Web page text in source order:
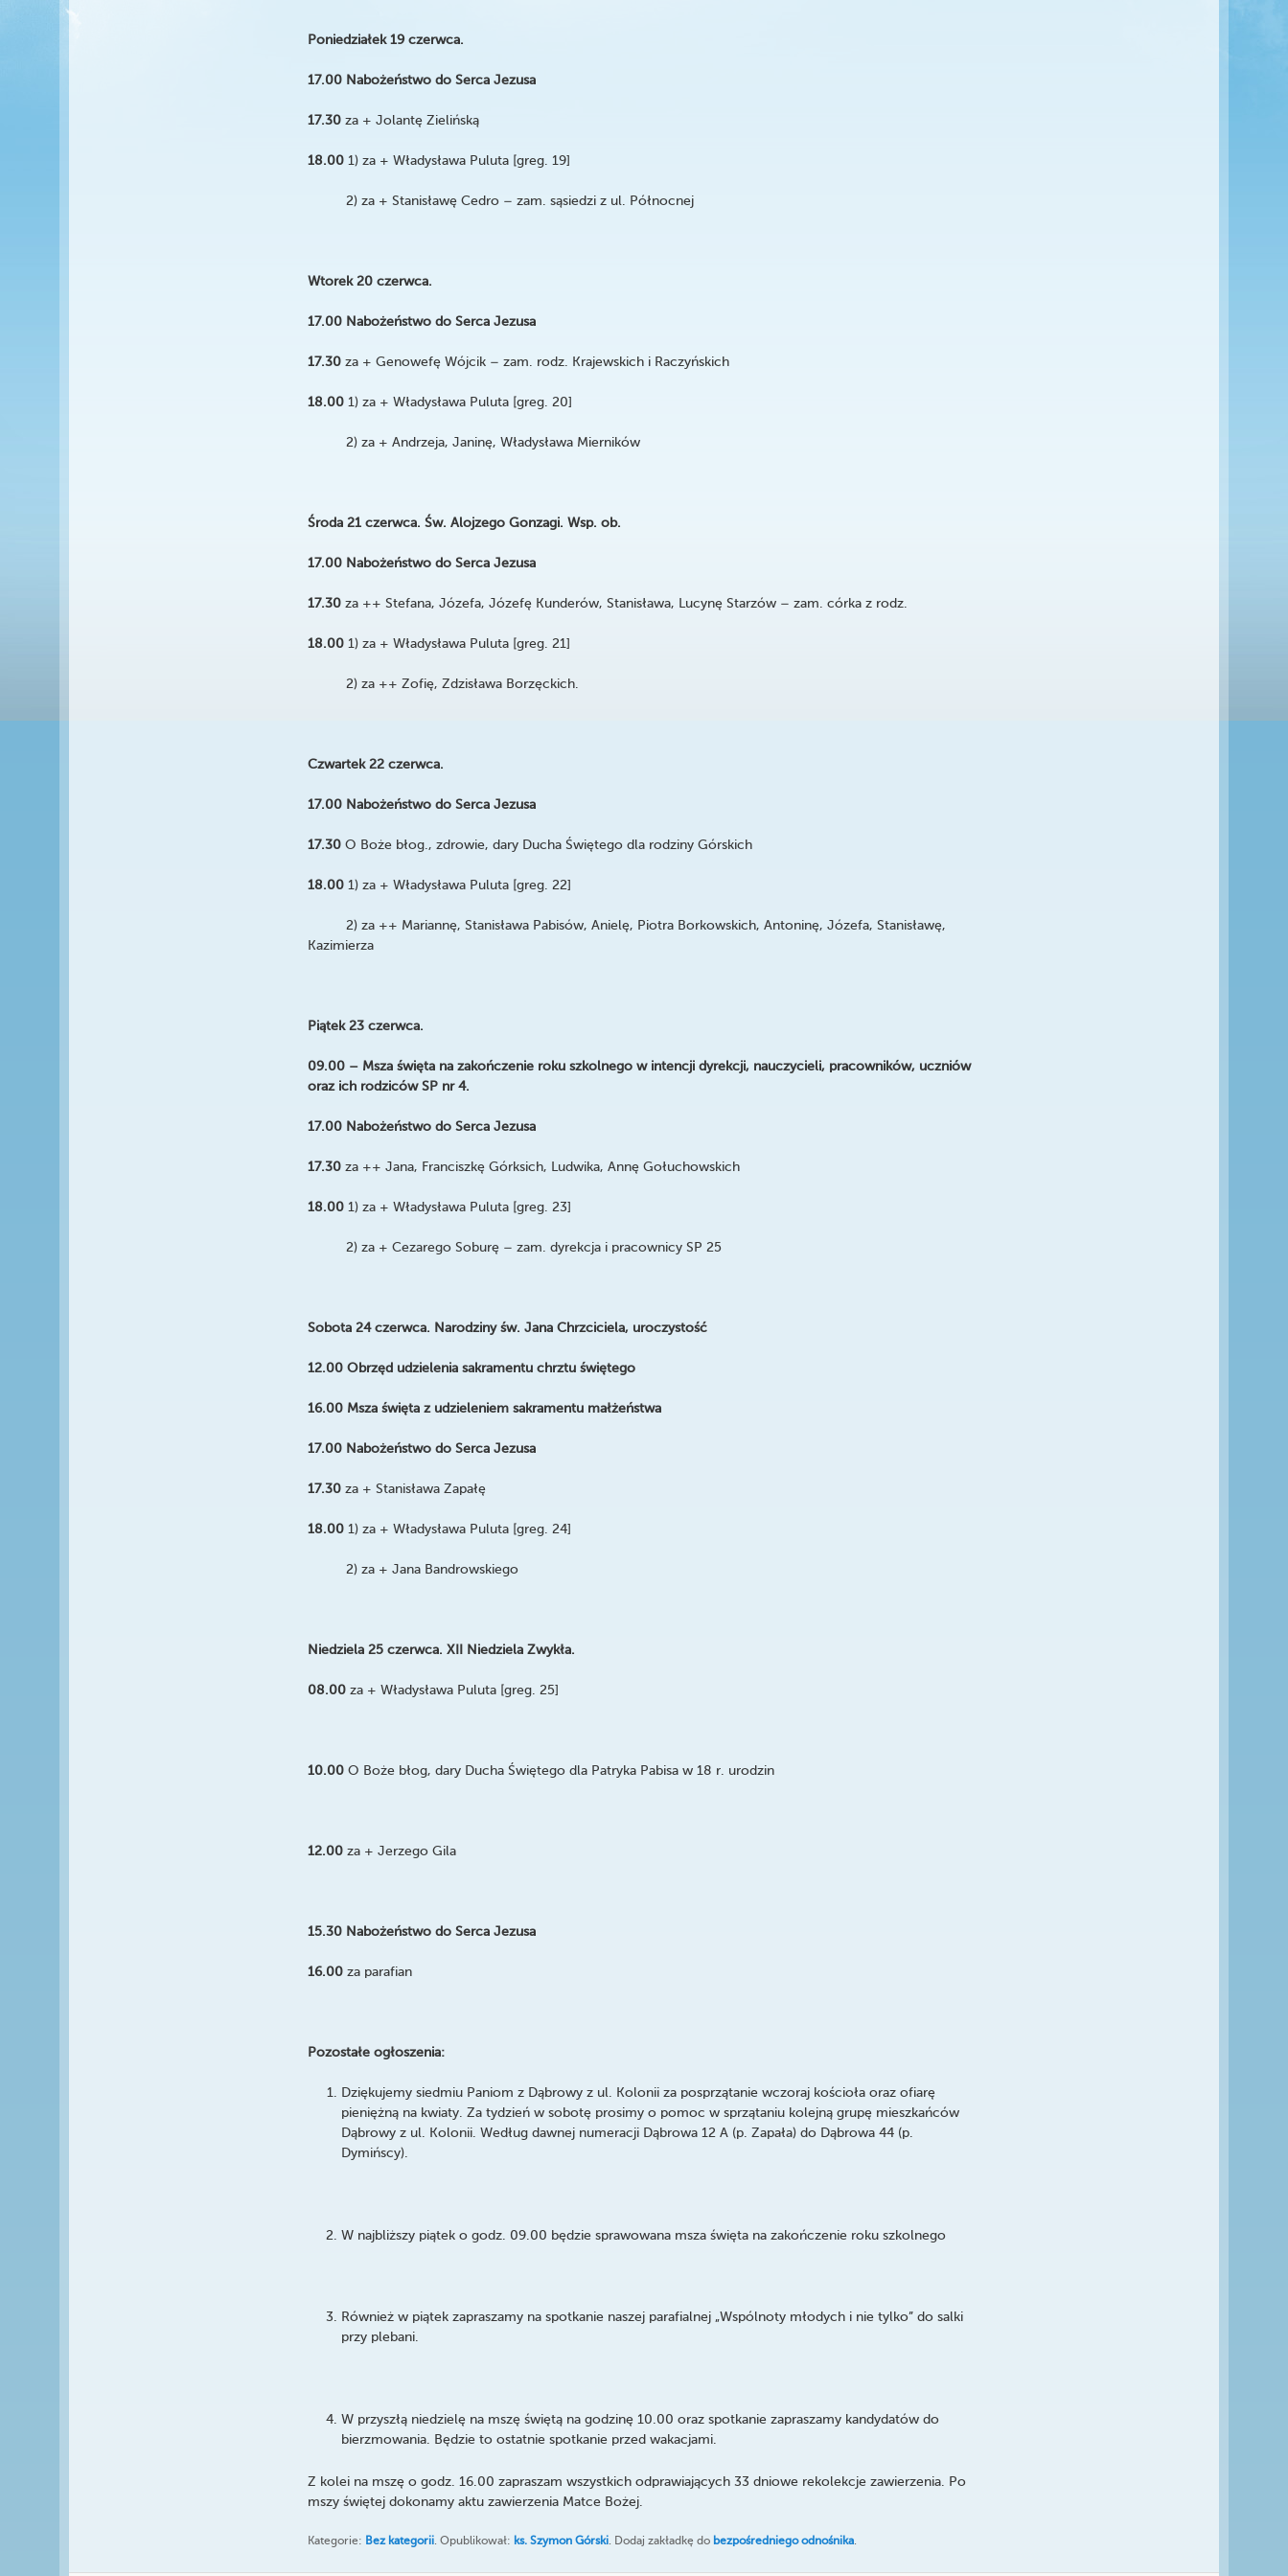
Poniedziałek 19 czerwca.
17.00 Nabożeństwo do Serca Jezusa
17.30za + Jolantę Zielińską
18.001) za + Władysława Puluta [greg. 19]
2) za + Stanisławę Cedro – zam. sąsiedzi z ul. Północnej
Wtorek 20 czerwca.
17.00 Nabożeństwo do Serca Jezusa
17.30za + Genowefę Wójcik – zam. rodz. Krajewskich i Raczyńskich
18.001) za + Władysława Puluta [greg. 20]
2) za + Andrzeja, Janinę, Władysława Mierników
Środa 21 czerwca. Św. Alojzego Gonzagi. Wsp. ob.
17.00 Nabożeństwo do Serca Jezusa
17.30za ++ Stefana, Józefa, Józefę Kunderów, Stanisława, Lucynę Starzów – zam. córka z rodz.
18.001) za + Władysława Puluta [greg. 21]
2) za ++ Zofię, Zdzisława Borzęckich.
Czwartek 22 czerwca.
17.00 Nabożeństwo do Serca Jezusa
17.30 O Boże błog., zdrowie, dary Ducha Świętego dla rodziny Górskich
18.001) za + Władysława Puluta [greg. 22]
2) za ++ Mariannę, Stanisława Pabisów, Anielę, Piotra Borkowskich, Antoninę, Józefa, Stanisławę,
Kazimierza
Piątek 23 czerwca.
09.00 – Msza święta na zakończenie roku szkolnego w intencji dyrekcji, nauczycieli, pracowników, uczniów
oraz ich rodziców SP nr 4.
17.00 Nabożeństwo do Serca Jezusa
17.30 za ++ Jana, Franciszkę Górksich, Ludwika, Annę Gołuchowskich
18.001) za + Władysława Puluta [greg. 23]
2) za + Cezarego Soburę – zam. dyrekcja i pracownicy SP 25
Sobota 24 czerwca. Narodziny św. Jana Chrzciciela, uroczystość
12.00 Obrzęd udzielenia sakramentu chrztu świętego
16.00 Msza święta z udzieleniem sakramentu małżeństwa
17.00 Nabożeństwo do Serca Jezusa
17.30za + Stanisława Zapałę
18.001) za + Władysława Puluta [greg. 24]
2) za + Jana Bandrowskiego
Niedziela 25 czerwca. XII Niedziela Zwykła.
08.00za + Władysława Puluta [greg. 25]
10.00O Boże błog, dary Ducha Świętego dla Patryka Pabisa w 18 r. urodzin
12.00za + Jerzego Gila
15.30 Nabożeństwo do Serca Jezusa
16.00za parafian
Pozostałe ogłoszenia:
Dziękujemy siedmiu Paniom z Dąbrowy z ul. Kolonii za posprzątanie wczoraj kościoła oraz ofiarę
pieniężną na kwiaty. Za tydzień w sobotę prosimy o pomoc w sprzątaniu kolejną grupę mieszkańców
Dąbrowy z ul. Kolonii. Według dawnej numeracji Dąbrowa 12 A (p. Zapała) do Dąbrowa 44 (p.
Dymińscy).
W najbliższy piątek o godz. 09.00 będzie sprawowana msza święta na zakończenie roku szkolnego
Również w piątek zapraszamy na spotkanie naszej parafialnej „Wspólnoty młodych i nie tylko” do salki
przy plebani.
W przyszłą niedzielę na mszę świętą na godzinę 10.00 oraz spotkanie zapraszamy kandydatów do
bierzmowania. Będzie to ostatnie spotkanie przed wakacjami.
Z kolei na mszę o godz. 16.00 zapraszam wszystkich odprawiających 33 dniowe rekolekcje zawierzenia. Po
mszy świętej dokonamy aktu zawierzenia Matce Bożej.
Kategorie: Bez kategorii. Opublikował: ks. Szymon Górski. Dodaj zakładkę do bezpośredniego odnośnika.